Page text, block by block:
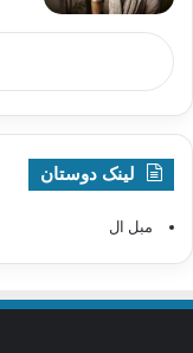
لینک دوستان
مبل ال